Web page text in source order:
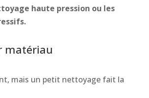
haute pression ou les
matériau
mais un petit nettoyage fait la